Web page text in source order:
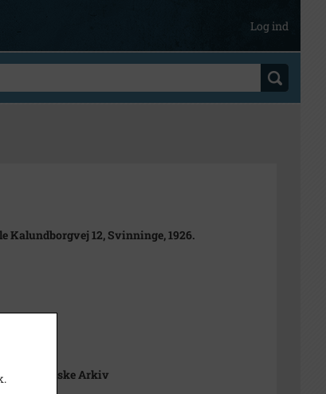
Log ind
Kalundborgvej 12, Svinninge, 1926.
Arkiv